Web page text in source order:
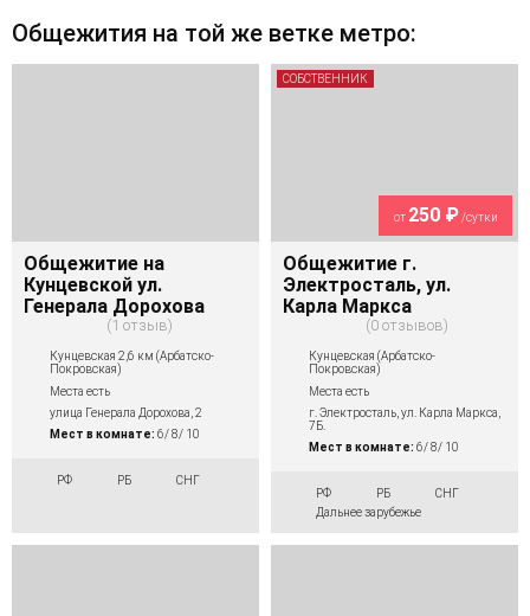
Общежития на той же ветке метро:
Общежитие на
Кунцевской ул.
Генерала Дорохова
1 отзыв
Кунцевская 2,6 км (Арбатско-
Покровская)
Места есть
улица Генерала Дорохова, 2
Мест в комнате: 6/ 8/ 10
РФ РБ СНГ
от 250 ₽/сутки
Общежитие г.
Электросталь, ул.
Карла Маркса
0 отзывов
Кунцевская (Арбатско-
Покровская)
Места есть
г. Электросталь, ул. Карла Маркса,
7Б.
Мест в комнате: 6/ 8/ 10
РФ РБ
СНГ
Дальнее зарубежье
СОБСТВЕННИК